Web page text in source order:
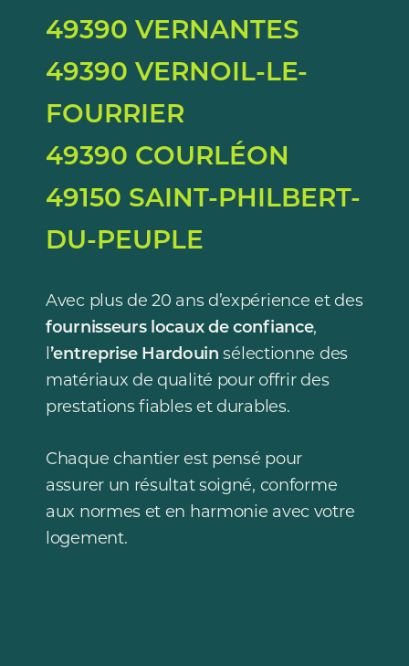
49390 VERNANTES
49390 VERNOIL-LE-
FOURRIER
49390 COURLÉON
49150 SAINT-PHILBERT-
DU-PEUPLE
Avec plus de 20 ans d’expérience et des
fournisseurs locaux de confiance,
l’entreprise Hardouin sélectionne des
matériaux de qualité pour offrir des
prestations fiables et durables.
Chaque chantier est pensé pour
assurer un résultat soigné, conforme
aux normes et en harmonie avec votre
logement.